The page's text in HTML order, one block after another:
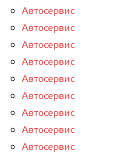
Автосервис
Автосервис
Автосервис
Автосервис
Автосервис
Автосервис
Автосервис
Автосервис
Автосервис